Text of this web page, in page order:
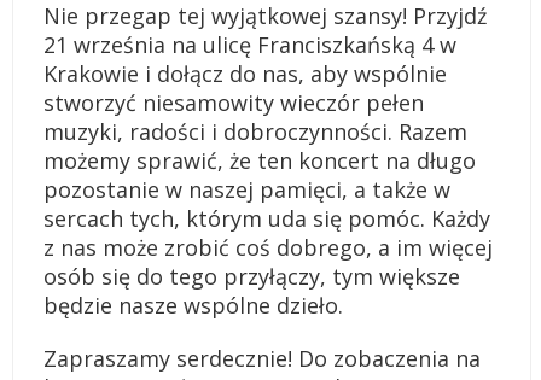
Nie przegap tej wyjątkowej szansy! Przyjdź
21 września na ulicę Franciszkańską 4 w
Krakowie i dołącz do nas, aby wspólnie
stworzyć niesamowity wieczór pełen
muzyki, radości i dobroczynności. Razem
możemy sprawić, że ten koncert na długo
pozostanie w naszej pamięci, a także w
sercach tych, którym uda się pomóc. Każdy
z nas może zrobić coś dobrego, a im więcej
osób się do tego przyłączy, tym większe
będzie nasze wspólne dzieło.
Zapraszamy serdecznie! Do zobaczenia na